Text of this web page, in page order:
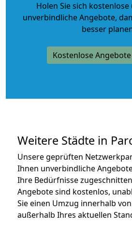
Holen Sie sich
unverbindliche Angebote,
besser
Kostenlose
Weitere Städte in
Unsere geprüften
Ihnen unverbindliche
Ihre Bedürfnisse
Angebote sind kostenlos,
Sie einen Umzug innerhalb
außerhalb Ihres aktuellen